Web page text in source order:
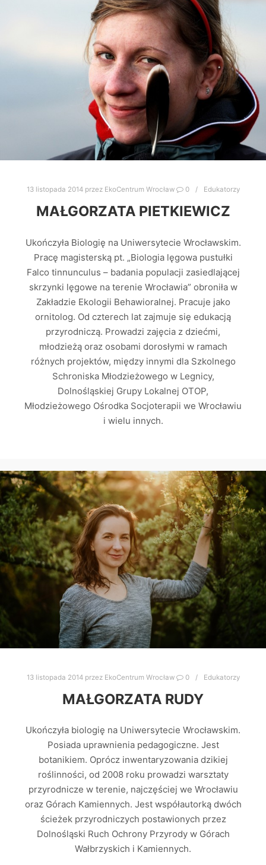
13 listopada 2014przez EkoCentrum Wrocław 0 Edukatorzy
MAŁGORZATA PIETKIEWICZ
Ukończyła Biologię na Uniwersytecie Wrocławskim.
Pracę magisterską pt. „Biologia lęgowa pustułki
Falco tinnunculus – badania populacji zasiedlającej
skrzynki lęgowe na terenie Wrocławia” obroniła w
Zakładzie Ekologii Behawioralnej. Pracuje jako
ornitolog. Od czterech lat zajmuje się edukacją
przyrodniczą. Prowadzi zajęcia z dziećmi,
młodzieżą oraz osobami dorosłymi w ramach
różnych projektów, między innymi dla Szkolnego
Schroniska Młodzieżowego w Legnicy,
Dolnośląskiej Grupy Lokalnej OTOP,
Młodzieżowego Ośrodka Socjoterapii we Wrocławiu
i wielu innych.
13 listopada 2014przez EkoCentrum Wrocław 0 Edukatorzy
MAŁGORZATA RUDY
Ukończyła biologię na Uniwersytecie Wrocławskim.
Posiada uprawnienia pedagogiczne. Jest
botanikiem. Oprócz inwentaryzowania dzikiej
roślinności, od 2008 roku prowadzi warsztaty
przyrodnicze w terenie, najczęściej we Wrocławiu
oraz Górach Kamiennych. Jest współautorką dwóch
ścieżek przyrodniczych postawionych przez
Dolnośląski Ruch Ochrony Przyrody w Górach
Wałbrzyskich i Kamiennych.